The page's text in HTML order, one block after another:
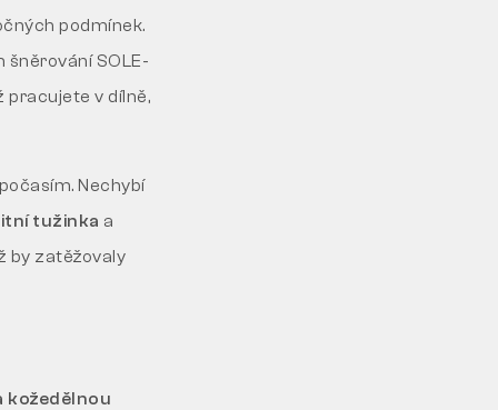
podmínek.
SOLE-
pracujete v dílně,
Nechybí
tužinka a
by zatěžovaly
kožedělnou